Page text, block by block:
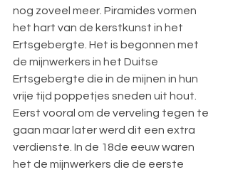
nog zoveel meer. Piramides vormen
het hart van de kerstkunst in het
Ertsgebergte. Het is begonnen met
de mijnwerkers in het Duitse
Ertsgebergte die in de mijnen in hun
vrije tijd poppetjes sneden uit hout.
Eerst vooral om de verveling tegen te
gaan maar later werd dit een extra
verdienste. In de 18de eeuw waren
het de mijnwerkers die de eerste